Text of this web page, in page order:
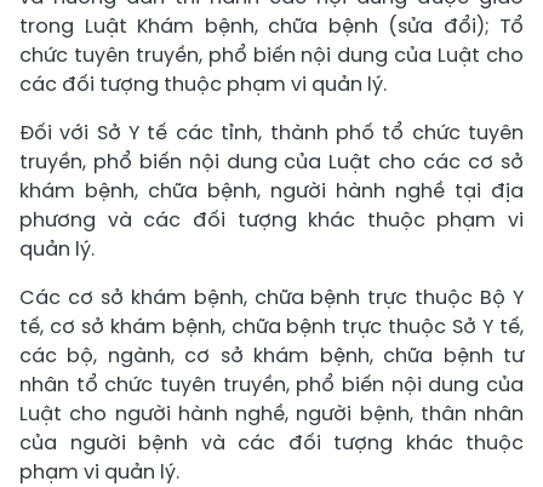
trong Luật Khám bệnh, chữa bệnh (sửa đổi); Tổ
chức tuyên truyền, phổ biến nội dung của Luật cho
các đối tượng thuộc phạm vi quản lý.
Đối với Sở Y tế các tỉnh, thành phố tổ chức tuyên
truyền, phổ biến nội dung của Luật cho các cơ sở
khám bệnh, chữa bệnh, người hành nghề tại địa
phương và các đối tượng khác thuộc phạm vi
quản lý.
Các cơ sở khám bệnh, chữa bệnh trực thuộc Bộ Y
tế, cơ sở khám bệnh, chữa bệnh trực thuộc Sở Y tế,
các bộ, ngành, cơ sở khám bệnh, chữa bệnh tư
nhân tổ chức tuyên truyền, phổ biến nội dung của
Luật cho người hành nghề, người bệnh, thân nhân
của người bệnh và các đối tượng khác thuộc
phạm vi quản lý.